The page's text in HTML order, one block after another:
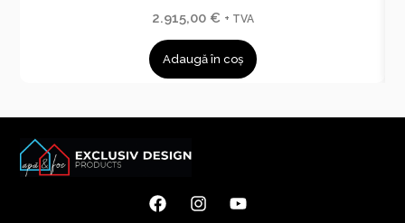
2.915,00 € + TVA
Adaugă în coș